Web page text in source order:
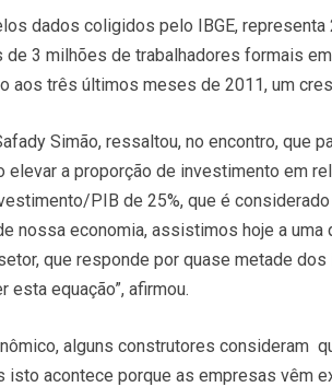
dados coligidos pelo IBGE,
de 3 milhões de trabalhadores formais
aos três últimos meses de 2011, um
Simão, ressaltou, no encontro, que
a proporção de investimento em
PIB de 25%, que é
nossa economia, assistimos hoje a
que responde por quase metade
equação”, afirmou.
alguns construtores consideram
isto acontece porque as empresas vêm